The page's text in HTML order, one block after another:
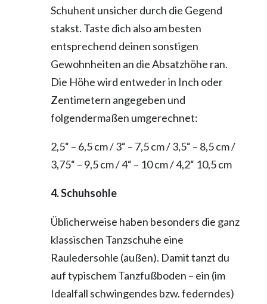
Schuhent unsicher durch die Gegend
stakst. Taste dich also am besten
entsprechend deinen sonstigen
Gewohnheiten an die Absatzhöhe ran.
Die Höhe wird entweder in Inch oder
Zentimetern angegeben und
folgendermaßen umgerechnet:
2,5“ – 6,5 cm / 3“ – 7,5 cm / 3,5“ – 8,5 cm /
3,75“ – 9,5 cm / 4“ – 10 cm / 4,2“ 10,5 cm
4. Schuhsohle
Üblicherweise haben besonders die ganz
klassischen Tanzschuhe eine
Rauledersohle (außen). Damit tanzt du
auf typischem Tanzfußboden – ein (im
Idealfall schwingendes bzw. federndes)